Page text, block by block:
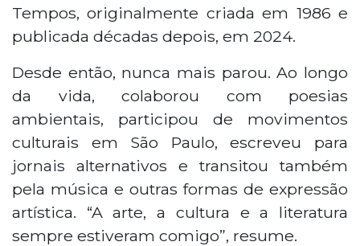
Tempos, originalmente criada em 1986 e
publicada décadas depois, em 2024.
Desde então, nunca mais parou. Ao longo
da vida, colaborou com poesias
ambientais, participou de movimentos
culturais em São Paulo, escreveu para
jornais alternativos e transitou também
pela música e outras formas de expressão
artística. “A arte, a cultura e a literatura
sempre estiveram comigo”, resume.